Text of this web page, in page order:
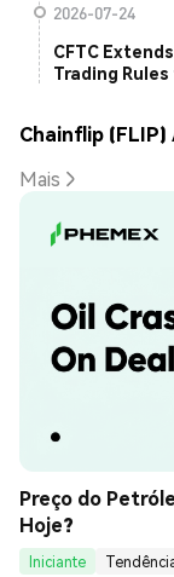
2026-07-24
CFTC
Trading
Chainflip (FLIP)
Mais
Preço do
Hoje?
Iniciante